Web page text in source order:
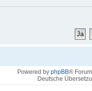
Powered by phpBB®
Deutsche